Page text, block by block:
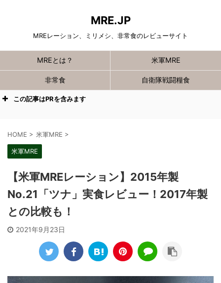
MRE.JP
MREレーション、ミリメシ、非常食のレビューサイト
MREとは？ 米軍MRE
非常食 自衛隊戦闘糧食
この記事はPRを含みます
HOME > 米軍MRE >
米軍MRE
【米軍MREレーション】2015年製
No.21「ツナ」実食レビュー！2017年製
との比較も！
2021年9月23日